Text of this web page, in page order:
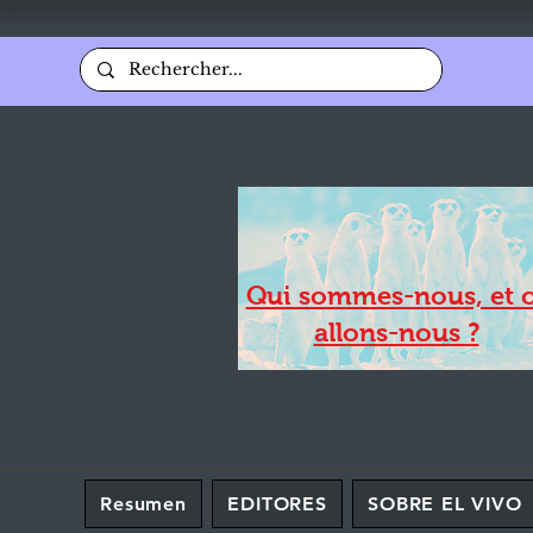
Qui sommes-nous, et
allons-nous ?
Resumen EDITORES SOBRE EL VIVO